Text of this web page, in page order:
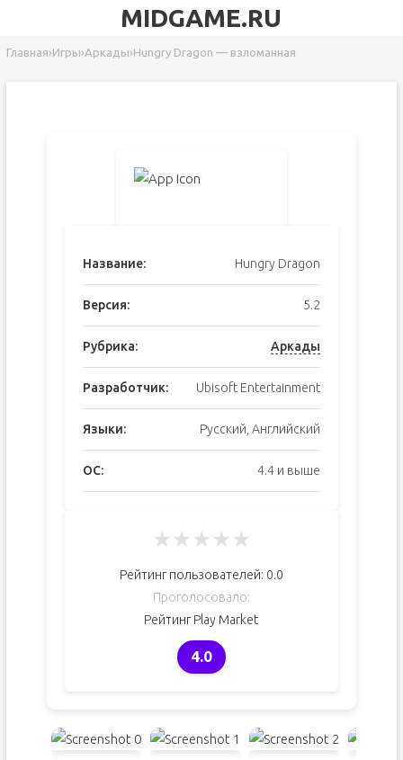
MIDGAME.RU
Главная›Игры›Аркады›Hungry Dragon — взломанная
Название: Hungry Dragon
Версия: 5.2
Рубрика: Аркады
Разработчик: Ubisoft Entertainment
Языки: Русский, Английский
ОС: 4.4 и выше
★★★★★
Рейтинг пользователей: 0.0
Проголосовало:
Рейтинг Play Market
4.0